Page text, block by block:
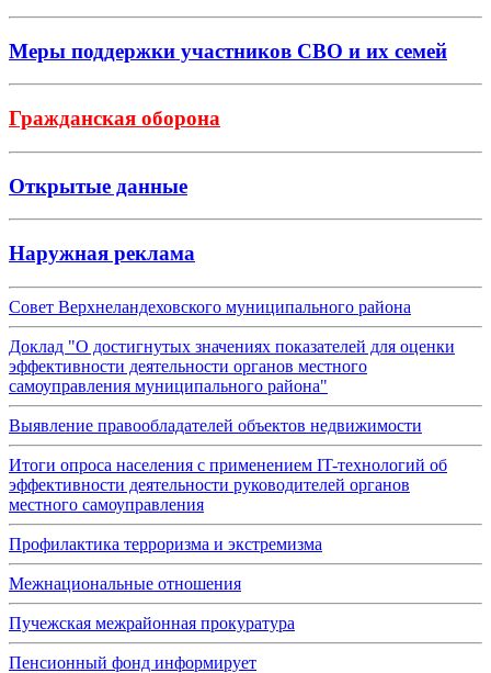
Меры поддержки участников СВО и их семей
Гражданская оборона
Открытые данные
Наружная реклама
Совет Верхнеландеховского муниципального района
Доклад "О достигнутых значениях показателей для оценки
эффективности деятельности органов местного
самоуправления муниципального района"
Выявление правообладателей объектов недвижимости
Итоги опроса населения с применением IT-технологий об
эффективности деятельности руководителей органов
местного самоуправления
Профилактика терроризма и экстремизма
Межнациональные отношения
Пучежская межрайонная прокуратура
Пенсионный фонд информирует